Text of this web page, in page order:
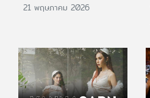
21 พฤษภาคม 2026